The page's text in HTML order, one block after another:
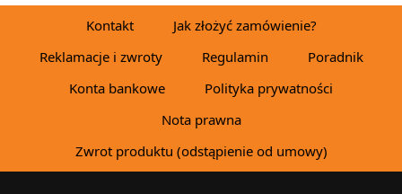
Kontakt
Jak złożyć zamówienie?
Reklamacje i zwroty
Regulamin
Poradnik
Konta bankowe
Polityka prywatności
Nota prawna
Zwrot produktu (odstąpienie od umowy)